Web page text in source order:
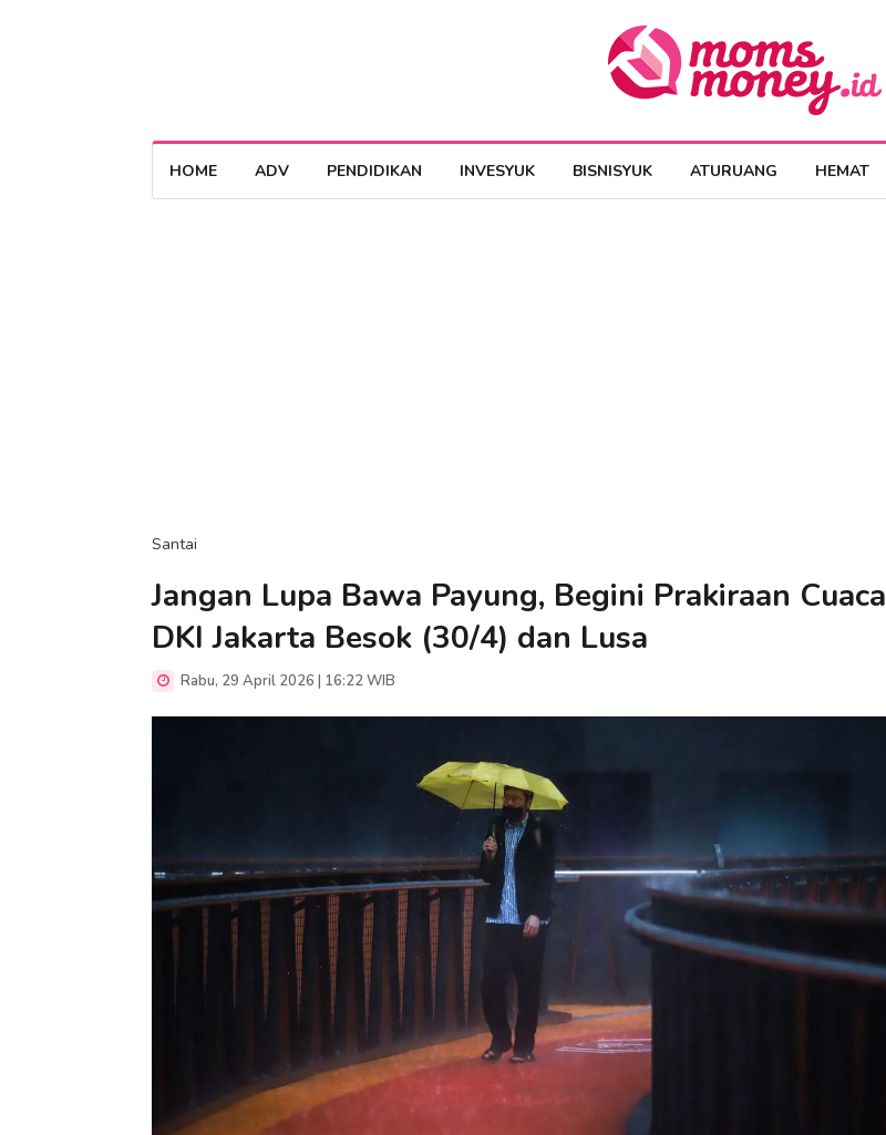
HOME ADV PENDIDIKAN INVESYUK BISNISYUK ATURUANG HEMAT
Santai
Jangan Lupa Bawa Payung, Begini Prakiraan Cuaca
DKI Jakarta Besok (30/4) dan Lusa
Rabu, 29 April 2026 | 16:22 WIB